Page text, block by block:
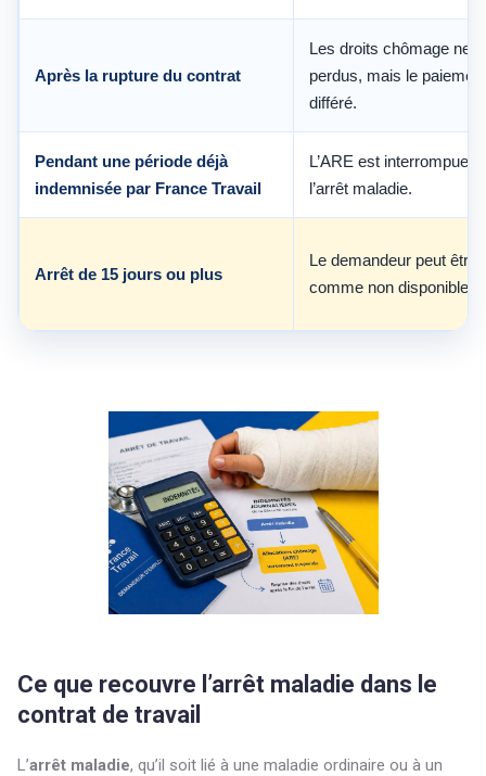
Après la rupture du contrat
Les droits chômage ne
perdus, mais le
différé.
Pendant une période déjà
indemnisée par France Travail
L’ARE est interrompue
l’arrêt maladie.
Arrêt de 15 jours ou plus
Le demandeur peut être
comme non disponible.
Ce que recouvre l’arrêt maladie dans le
contrat de travail
L’arrêt maladie, qu’il soit lié à une maladie ordinaire ou à un